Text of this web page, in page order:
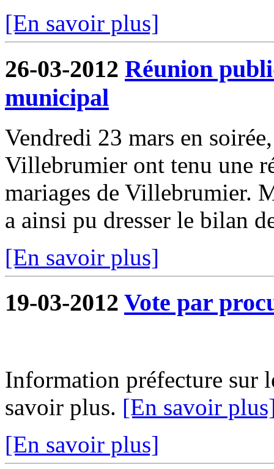
[En savoir plus]
26-03-2012 Réunion
municipal
Vendredi 23 mars en
Villebrumier ont tenu une
mariages de Villebrumier.
a ainsi pu dresser le bilan
[En savoir plus]
19-03-2012 Vote par
Information préfecture sur
savoir plus. [En savoir
[En savoir plus]